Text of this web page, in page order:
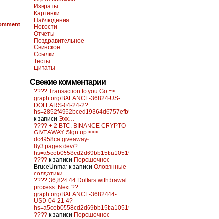
Извраты
Картинки
Наблюдения
Новости
Отчеты
Поздравительное
Свинское
Ссылки
Тесты
Цитаты
Свежие комментарии
???? Transaction to you.Go =>
graph.org/BALANCE-36824-US-
DOLLARS-04-24-2?
hs=2852f4962bced19364d6757efb5f6a84&
к записи Эхх…
???? + 2 BTC. BINANCE CRYPTO
GIVEAWAY. Sign up >>>
dc4958ca.giveaway-
8y3.pages.dev/?
hs=a5ceb0558cd2d69bb15ba10519f0d6c2&
???? к записи Порошочное
BruceUnmar к записи Оловянные
солдатики…
???? 36,824.44 Dollars withdrawal
process. Next ??
graph.org/BALANCE-3682444-
USD-04-21-4?
hs=a5ceb0558cd2d69bb15ba10519f0d6c2&
???? к записи Порошочное